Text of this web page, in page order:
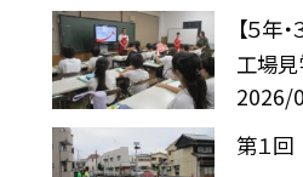
【５年
工場
2026/
第１